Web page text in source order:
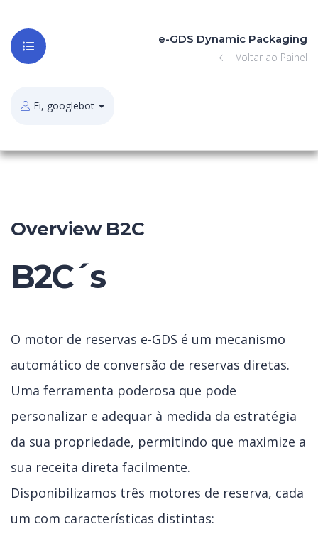
e-GDS Dynamic Packaging
Voltar ao Painel
Ei, googlebot
Overview B2C
B2C´s
O motor de reservas e-GDS é um mecanismo
automático de conversão de reservas diretas.
Uma ferramenta poderosa que pode
personalizar e adequar à medida da estratégia
da sua propriedade, permitindo que maximize a
sua receita direta facilmente.
Disponibilizamos três motores de reserva, cada
um com características distintas: